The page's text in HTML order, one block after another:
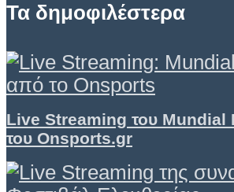
Τα δημοφιλέστερα
Live Streaming του Mundial
του Onsports.gr